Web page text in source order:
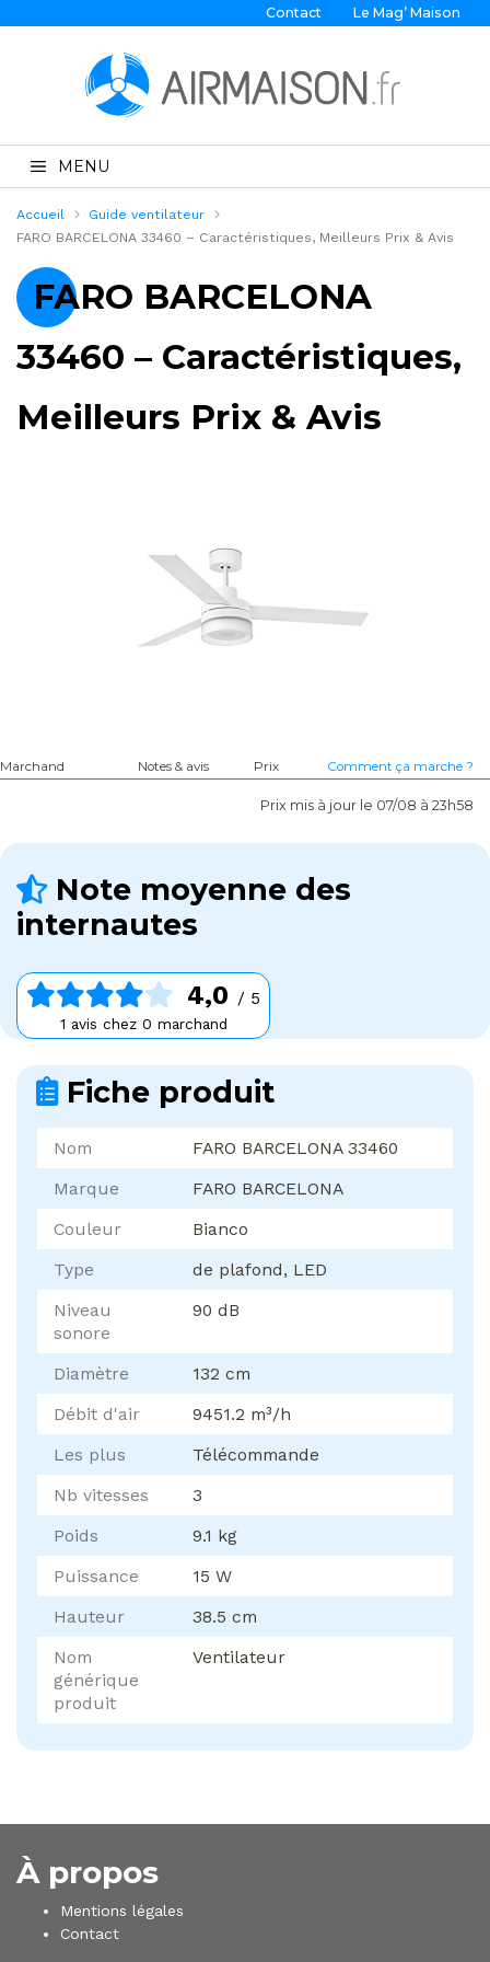
Contact Le Mag’ Maison
MENU
Accueil
Guide ventilateur
FARO BARCELONA 33460 – Caractéristiques, Meilleurs Prix & Avis
FARO BARCELONA
33460 – Caractéristiques,
Meilleurs Prix & Avis
Marchand Notes & avis Prix Comment ça marche ?
Prix mis à jour le 07/08 à 23h58
Note moyenne des
internautes
4,0 / 5
1 avis chez 0 marchand
Fiche produit
Nom
FARO BARCELONA 33460
Marque
FARO BARCELONA
Couleur
Bianco
Type
de plafond, LED
Niveau
sonore
90 dB
Diamètre
132 cm
Débit d'air
9451.2 m³/h
Les plus
Télécommande
Nb vitesses
3
Poids
9.1 kg
Puissance
15 W
Hauteur
38.5 cm
Nom
générique
produit
Ventilateur
À propos
Mentions légales
Contact